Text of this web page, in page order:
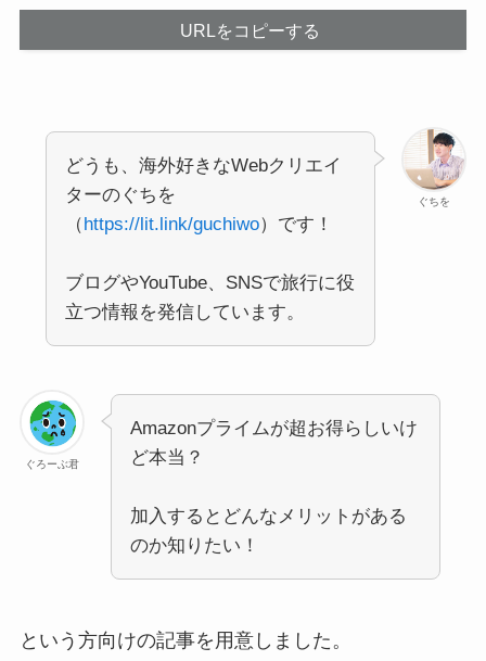
URLをコピーする
ぐちを
どうも、海外好きなWebクリエイ
ターのぐちを
（ https://lit.link/guchiwo）です！
ブログやYouTube、SNSで旅行に役
立つ情報を発信しています。
ぐろーぶ君
Amazonプライムが超お得らしいけ
ど本当？
加入するとどんなメリットがある
のか知りたい！
という方向けの記事を用意しました。